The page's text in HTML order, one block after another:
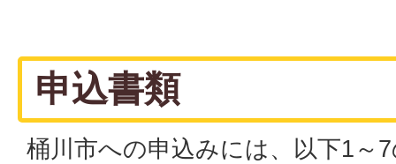
申込書類
桶川市への申込みには、以下1～